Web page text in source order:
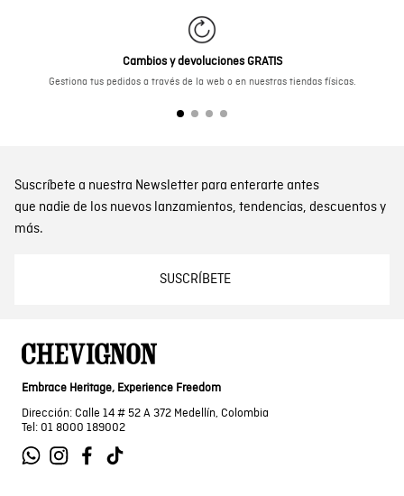
Cambios y devoluciones GRATIS
Gestiona tus pedidos a través de la web o en nuestras tiendas físicas.
Suscríbete a nuestra Newsletter para enterarte antes
que nadie de los nuevos lanzamientos, tendencias, descuentos y
más.
SUSCRÍBETE
Embrace Heritage, Experience Freedom
Dirección: Calle 14 # 52 A 372 Medellín, Colombia
Tel: 01 8000 189002